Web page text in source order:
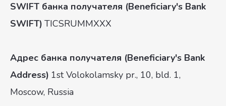
SWIFT банка получателя (Beneficiary's Bank
SWIFT) TICSRUMMXXX
Адрес банка получателя (Beneficiary's Bank
Address) 1st Volokolamsky pr., 10, bld. 1,
Moscow, Russia